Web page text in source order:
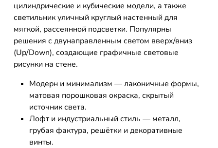
цилиндрические и кубические модели, а также
светильник уличный круглый настенный для
мягкой, рассеянной подсветки. Популярны
решения с двунаправленным светом вверх/вниз
(Up/Down), создающие графичные световые
рисунки на стене.
Модерн и минимализм — лаконичные формы,
матовая порошковая окраска, скрытый
источник света.
Лофт и индустриальный стиль — металл,
грубая фактура, решётки и декоративные
винты.